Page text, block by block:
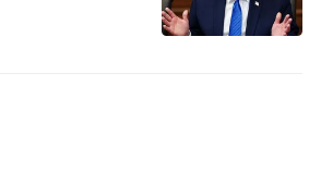
场电视机销售员，也从事过
来开了面馆做餐饮生意。记